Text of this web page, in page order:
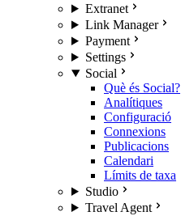
Extranet
Link Manager
Payment
Settings
Social
Què és Social?
Analítiques
Configuració
Connexions
Publicacions
Calendari
Límits de taxa
Studio
Travel Agent